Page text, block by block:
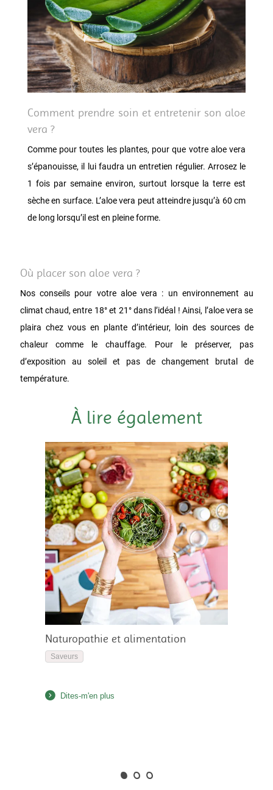
Comment prendre soin et entretenir son aloe
vera ?
Comme pour toutes les plantes, pour que votre aloe vera
s’épanouisse, il lui faudra un entretien régulier. Arrosez le
1 fois par semaine environ, surtout lorsque la terre est
sèche en surface. L’aloe vera peut atteindre jusqu’à 60 cm
de long lorsqu’il est en pleine forme.
Où placer son aloe vera ?
Nos conseils pour votre aloe vera : un environnement au
climat chaud, entre 18° et 21° dans l’idéal ! Ainsi, l’aloe vera se
plaira chez vous en plante d’intérieur, loin des sources de
chaleur comme le chauffage. Pour le préserver, pas
d’exposition au soleil et pas de changement brutal de
température.
À lire également
Naturopathie et alimentation
Saveurs
Dites-m'en plus